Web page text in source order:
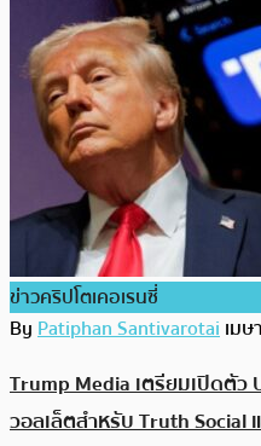
ข่าวคริปโตเคอเรนซี่
ByPatiphan Santivarotaiเม
Trump Media เตรียมเปิดตัว
วอลเล็ตสำหรับ Truth Social